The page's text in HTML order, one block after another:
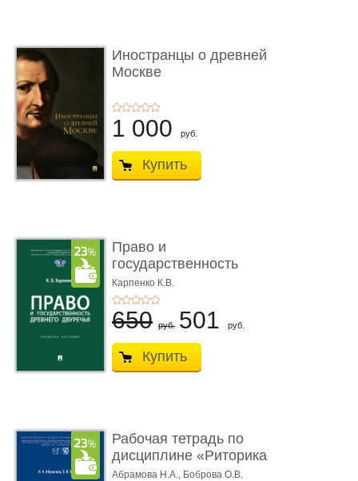
Иностранцы о древней
Москве
1 000 руб.
Купить
Право и
государственность
Древнего Двуречья. �
...
Карпенко К.В.
650 руб. 501 руб.
Купить
Рабочая тетрадь по
дисциплине «Риторика
для ю� ...
Абрамова Н.А., Боброва О.В.